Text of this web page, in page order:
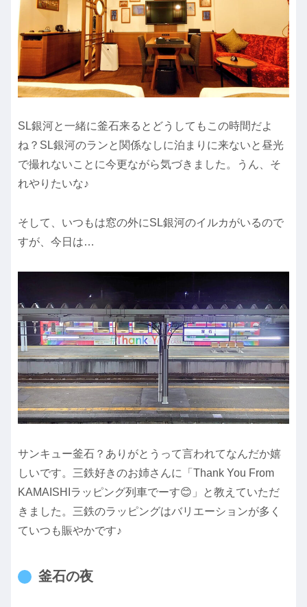
SL銀河と一緒に釜石来るとどうしてもこの時間だよ
ね？SL銀河のランと関係なしに泊まりに来ないと昼光
で撮れないことに今更ながら気づきました。うん、そ
れやりたいな♪
そして、いつもは窓の外にSL銀河のイルカがいるので
すが、今日は…
サンキュー釜石？ありがとうって言われてなんだか嬉
しいです。三鉄好きのお姉さんに「Thank You From
KAMAISHIラッピング列車でーす😊」と教えていただ
きました。三鉄のラッピングはバリエーションが多く
ていつも賑やかです♪
釜石の夜